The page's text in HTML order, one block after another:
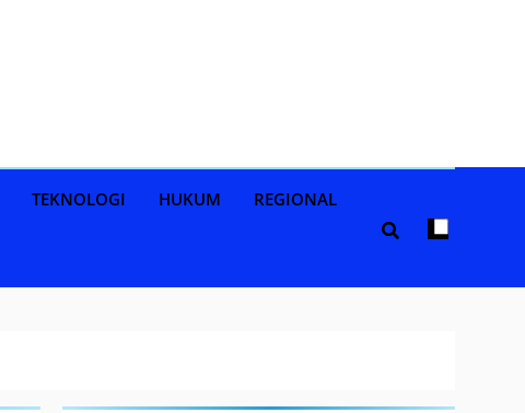
TEKNOLOGI HUKUM REGIONAL